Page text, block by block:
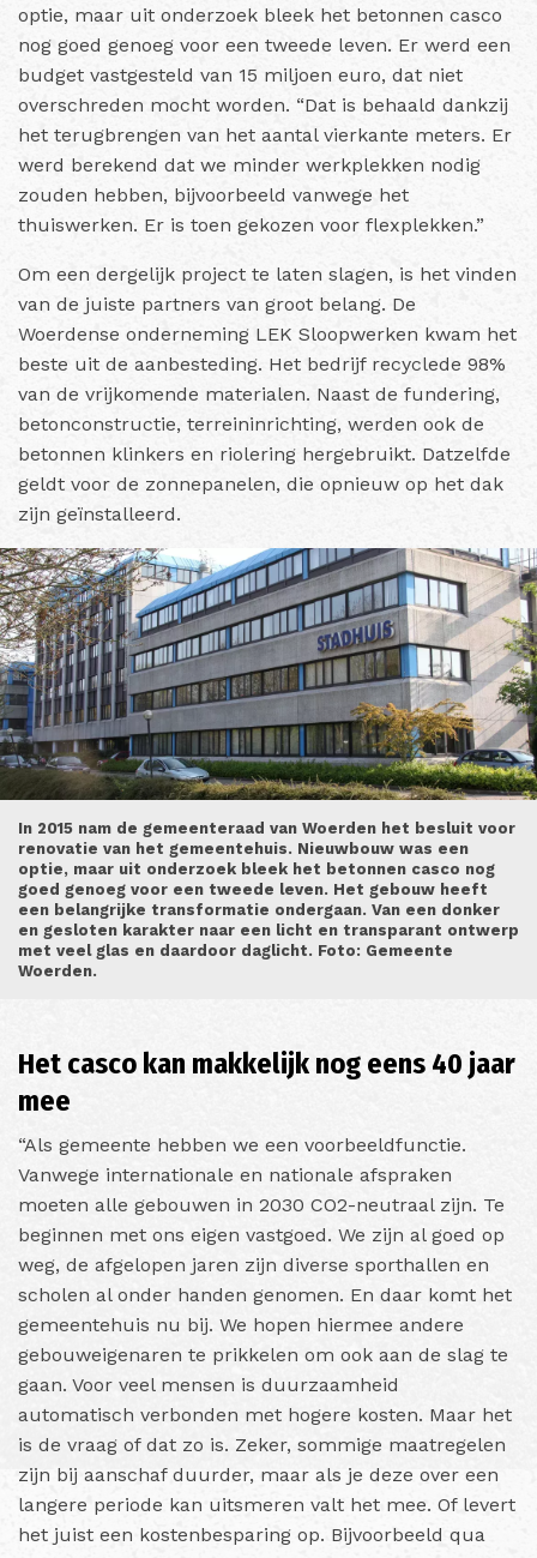
optie, maar uit onderzoek bleek het betonnen casco
nog goed genoeg voor een tweede leven. Er werd een
budget vastgesteld van 15 miljoen euro, dat niet
overschreden mocht worden. “Dat is behaald dankzij
het terugbrengen van het aantal vierkante meters. Er
werd berekend dat we minder werkplekken nodig
zouden hebben, bijvoorbeeld vanwege het
thuiswerken. Er is toen gekozen voor flexplekken.”
Om een dergelijk project te laten slagen, is het vinden
van de juiste partners van groot belang. De
Woerdense onderneming LEK Sloopwerken kwam het
beste uit de aanbesteding. Het bedrijf recyclede 98%
van de vrijkomende materialen. Naast de fundering,
betonconstructie, terreininrichting, werden ook de
betonnen klinkers en riolering hergebruikt. Datzelfde
geldt voor de zonnepanelen, die opnieuw op het dak
zijn geïnstalleerd.
In 2015 nam de gemeenteraad van Woerden het besluit voor
renovatie van het gemeentehuis. Nieuwbouw was een
optie, maar uit onderzoek bleek het betonnen casco nog
goed genoeg voor een tweede leven. Het gebouw heeft
een belangrijke transformatie ondergaan. Van een donker
en gesloten karakter naar een licht en transparant ontwerp
met veel glas en daardoor daglicht. Foto: Gemeente
Woerden.
Het casco kan makkelijk nog eens 40 jaar
mee
“Als gemeente hebben we een voorbeeldfunctie.
Vanwege internationale en nationale afspraken
moeten alle gebouwen in 2030 CO2-neutraal zijn. Te
beginnen met ons eigen vastgoed. We zijn al goed op
weg, de afgelopen jaren zijn diverse sporthallen en
scholen al onder handen genomen. En daar komt het
gemeentehuis nu bij. We hopen hiermee andere
gebouweigenaren te prikkelen om ook aan de slag te
gaan. Voor veel mensen is duurzaamheid
automatisch verbonden met hogere kosten. Maar het
is de vraag of dat zo is. Zeker, sommige maatregelen
zijn bij aanschaf duurder, maar als je deze over een
langere periode kan uitsmeren valt het mee. Of levert
het juist een kostenbesparing op. Bijvoorbeeld qua